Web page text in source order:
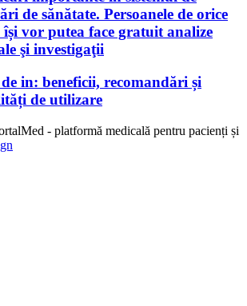
de sănătate. Persoanele de orice
își vor putea face gratuit analize
şi investigaţii
in: beneficii, recomandări și
de utilizare
- platformă medicală pentru pacienți și